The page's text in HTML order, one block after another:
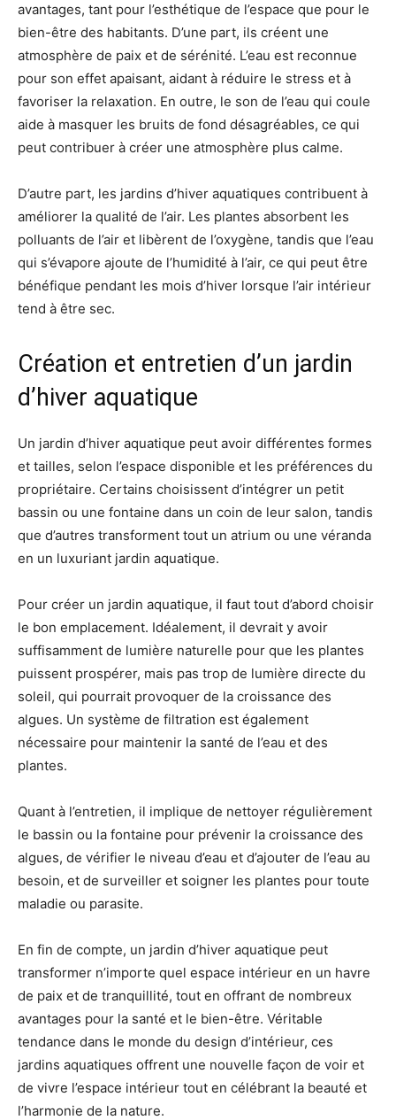
avantages, tant pour l’esthétique de l’espace que pour le
bien-être des habitants. D’une part, ils créent une
atmosphère de paix et de sérénité. L’eau est reconnue
pour son effet apaisant, aidant à réduire le stress et à
favoriser la relaxation. En outre, le son de l’eau qui coule
aide à masquer les bruits de fond désagréables, ce qui
peut contribuer à créer une atmosphère plus calme.
D’autre part, les jardins d’hiver aquatiques contribuent à
améliorer la qualité de l’air. Les plantes absorbent les
polluants de l’air et libèrent de l’oxygène, tandis que l’eau
qui s’évapore ajoute de l’humidité à l’air, ce qui peut être
bénéfique pendant les mois d’hiver lorsque l’air intérieur
tend à être sec.
Création et entretien d’un jardin
d’hiver aquatique
Un jardin d’hiver aquatique peut avoir différentes formes
et tailles, selon l’espace disponible et les préférences du
propriétaire. Certains choisissent d’intégrer un petit
bassin ou une fontaine dans un coin de leur salon, tandis
que d’autres transforment tout un atrium ou une véranda
en un luxuriant jardin aquatique.
Pour créer un jardin aquatique, il faut tout d’abord choisir
le bon emplacement. Idéalement, il devrait y avoir
suffisamment de lumière naturelle pour que les plantes
puissent prospérer, mais pas trop de lumière directe du
soleil, qui pourrait provoquer de la croissance des
algues. Un système de filtration est également
nécessaire pour maintenir la santé de l’eau et des
plantes.
Quant à l’entretien, il implique de nettoyer régulièrement
le bassin ou la fontaine pour prévenir la croissance des
algues, de vérifier le niveau d’eau et d’ajouter de l’eau au
besoin, et de surveiller et soigner les plantes pour toute
maladie ou parasite.
En fin de compte, un jardin d’hiver aquatique peut
transformer n’importe quel espace intérieur en un havre
de paix et de tranquillité, tout en offrant de nombreux
avantages pour la santé et le bien-être. Véritable
tendance dans le monde du design d’intérieur, ces
jardins aquatiques offrent une nouvelle façon de voir et
de vivre l’espace intérieur tout en célébrant la beauté et
l’harmonie de la nature.